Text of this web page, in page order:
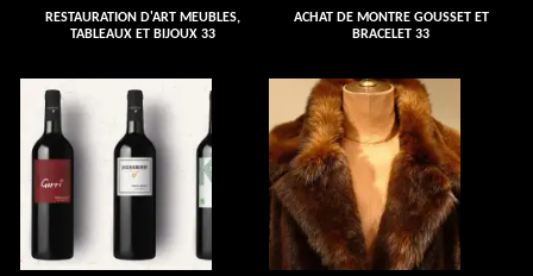
RESTAURATION D'ART MEUBLES,
TABLEAUX ET BIJOUX 33
ACHAT DE MONTRE GOUSSET ET
BRACELET 33